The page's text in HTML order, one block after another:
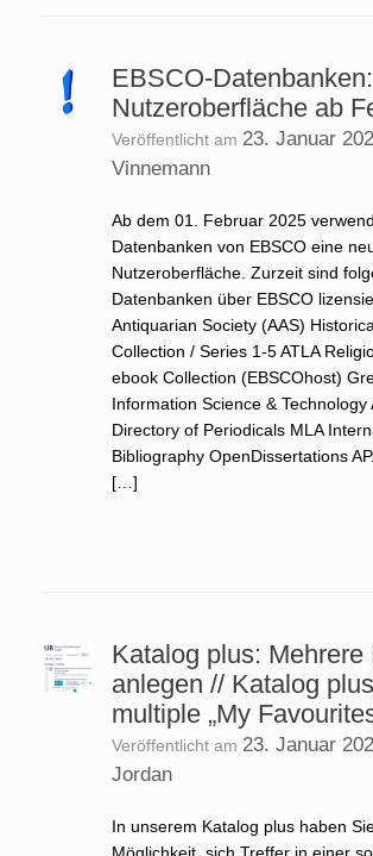
EBSCO-
Nutzeroberfläche ab
Veröffentlicht am 23. Januar
Vinnemann
Ab dem 01. Februar 2025
Datenbanken von EBSCO eine
Nutzeroberfläche. Zurzeit sind
Datenbanken über EBSCO
Antiquarian Society (AAS)
Collection / Series 1-5 ATLA
ebook Collection (EBSCOhost)
Information Science & Technology
Directory of Periodicals MLA
Bibliography OpenDissertations
[…]
Katalog plus: Mehrere
anlegen // Katalog
multiple „My
Veröffentlicht am 23. Januar
Jordan
In unserem Katalog plus haben